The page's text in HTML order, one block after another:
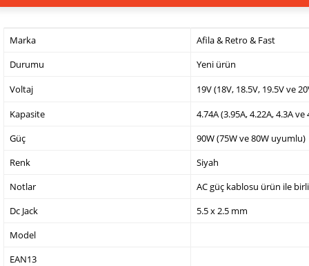
Marka
Afila & Retro & Fast
Durumu
Yeni ürün
Voltaj
19V (18V, 18.5V, 19.5V ve
Kapasite
4.74A (3.95A, 4.22A, 4.3A
Güç
90W (75W ve 80W uyumlu)
Renk
Siyah
Notlar
AC güç kablosu ürün ile
Dc Jack
5.5 x 2.5 mm
Model
EAN13